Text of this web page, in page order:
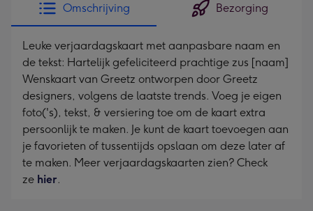
Dimensions:
118
x
166
mm
Omschrijving Bezorging
Leuke verjaardagskaart met aanpasbare naam en
de tekst: Hartelijk gefeliciteerd prachtige zus [naam]
Wenskaart van Greetz ontworpen door Greetz
designers, volgens de laatste trends. Voeg je eigen
foto('s), tekst, & versiering toe om de kaart extra
persoonlijk te maken. Je kunt de kaart toevoegen aan
je favorieten of tussentijds opslaan om deze later af
te maken. Meer verjaardagskaarten zien? Check
ze hier.